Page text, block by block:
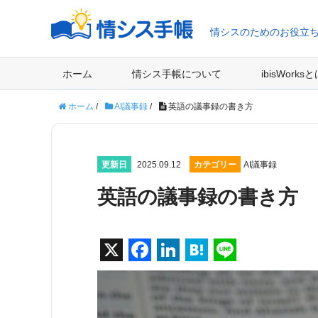
情シスのためのお役立
ホーム 情シス手帳について ibisWorksと
ホーム / AI議事録 / 英語の議事録の書き方
更新日 2025.09.12 カテゴリー AI議事録
英語の議事録の書き方
X
F
a
c
Li
n
k
H
at
e
n
e